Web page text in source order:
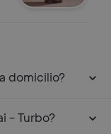
domicilio?
- Turbo?